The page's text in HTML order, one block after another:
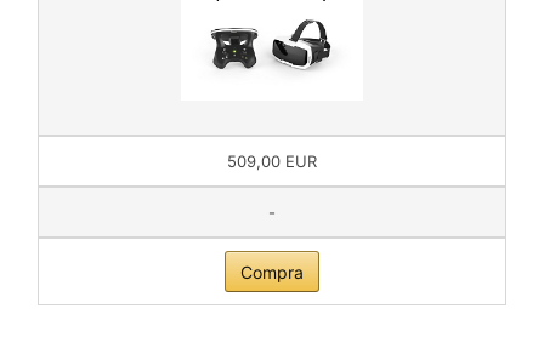
509,00 EUR
-
Compra